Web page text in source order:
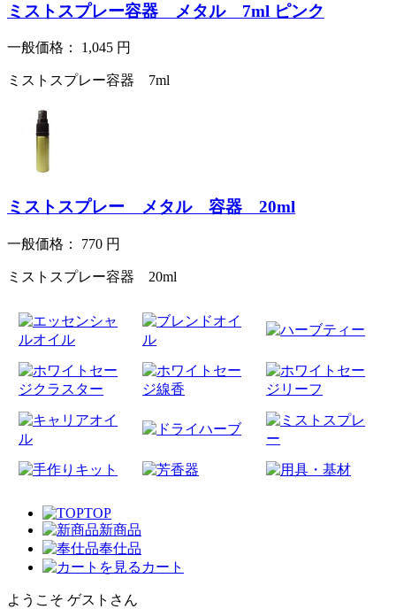
ミストスプレー容器 メタル 7ml ピンク
一般価格： 1,045 円
ミストスプレー容器 7ml
ミストスプレー メタル 容器 20ml
一般価格： 770 円
ミストスプレー容器 20ml
TOP
新商品
奉仕品
カート
ようこそ ゲストさん